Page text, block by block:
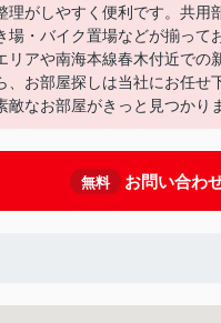
理がしやすく便利です。共用
場・バイク置場などが揃って
リアや南海本線春木付近での
、お部屋探しは当社にお任せ
敵なお部屋がきっと見つかり
無料 お問い合わ